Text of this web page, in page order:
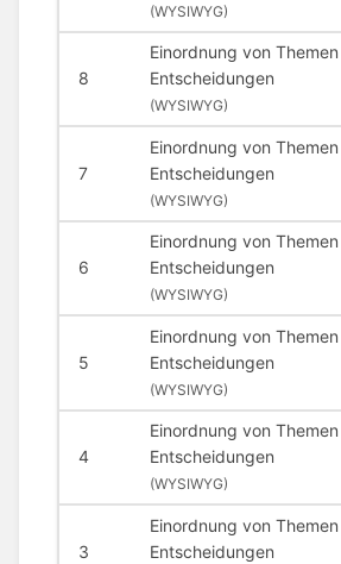
(WYSIWYG)
8
Einordnung von
Entscheidungen
(WYSIWYG)
7
Einordnung von
Entscheidungen
(WYSIWYG)
6
Einordnung von
Entscheidungen
(WYSIWYG)
5
Einordnung von
Entscheidungen
(WYSIWYG)
4
Einordnung von
Entscheidungen
(WYSIWYG)
3
Einordnung von
Entscheidungen